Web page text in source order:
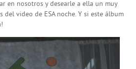
en nosotros y desearle a ella un muy
video de ESA noche. Y si este álbum